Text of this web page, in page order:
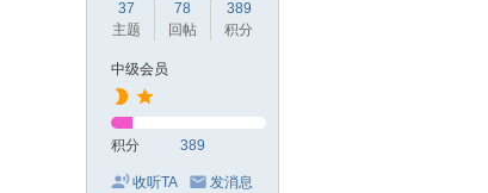
37
主题
78
回帖
389
积分
中级会员
积分 389
收听TA 发消息